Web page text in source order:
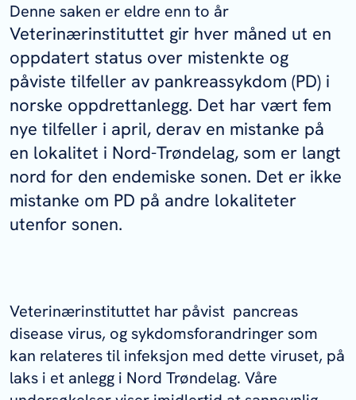
Denne saken er eldre enn to år
Veterinærinstituttet gir hver måned ut en
oppdatert status over mistenkte og
påviste tilfeller av pankreassykdom (PD) i
norske oppdrettanlegg. Det har vært fem
nye tilfeller i april, derav en mistanke på
en lokalitet i Nord-Trøndelag, som er langt
nord for den endemiske sonen. Det er ikke
mistanke om PD på andre lokaliteter
utenfor sonen.
Veterinærinstituttet har påvist pancreas
disease virus, og sykdomsforandringer som
kan relateres til infeksjon med dette viruset, på
laks i et anlegg i Nord Trøndelag. Våre